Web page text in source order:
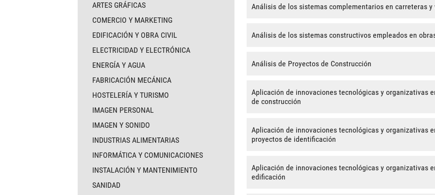
ARTES GRÁFICAS
COMERCIO Y MARKETING
EDIFICACIÓN Y OBRA CIVIL
ELECTRICIDAD Y ELECTRÓNICA
ENERGÍA Y AGUA
FABRICACIÓN MECÁNICA
HOSTELERÍA Y TURISMO
IMAGEN PERSONAL
IMAGEN Y SONIDO
INDUSTRIAS ALIMENTARIAS
INFORMÁTICA Y COMUNICACIONES
INSTALACIÓN Y MANTENIMIENTO
SANIDAD
Análisis de los sistemas complementarios en carreteras y
Análisis de los sistemas constructivos empleados en
Análisis de Proyectos de Construcción
Aplicación de innovaciones tecnológicas y organizativas
de construcción
Aplicación de innovaciones tecnológicas y organizativas
proyectos de identificación
Aplicación de innovaciones tecnológicas y organizativas
edificación